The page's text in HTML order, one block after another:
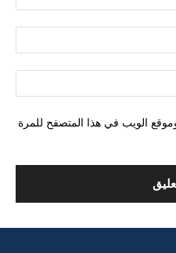
الويب في هذا المتصفح للمرة